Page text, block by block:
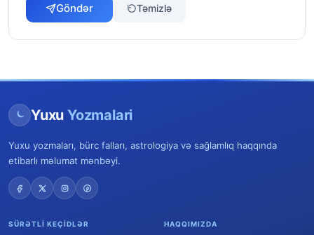
Göndər Təmizlə
Yuxu Yozmalari
Yuxu yozmaları, bürc falları, astrologiya və sağlamlıq haqqında
etibarlı məlumat mənbəyi.
SÜRƏTLI KEÇIDLƏR HAQQIMIZDA